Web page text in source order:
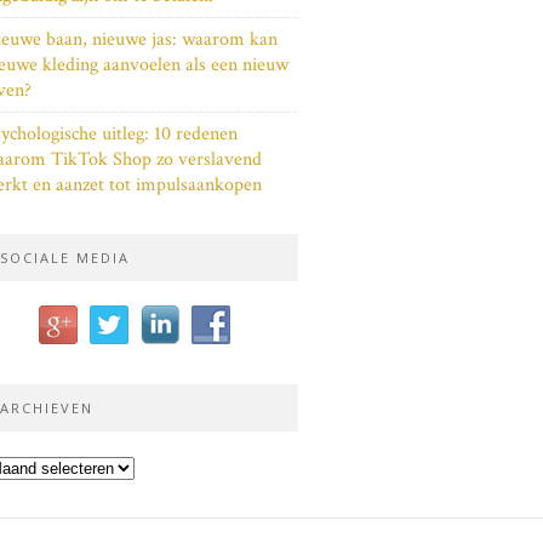
baan, nieuwe jas: waarom kan
kleding aanvoelen als een nieuw
uitleg: 10 redenen
TikTok Shop zo verslavend
en aanzet tot impulsaankopen
SOCIALE MEDIA
ARCHIEVEN